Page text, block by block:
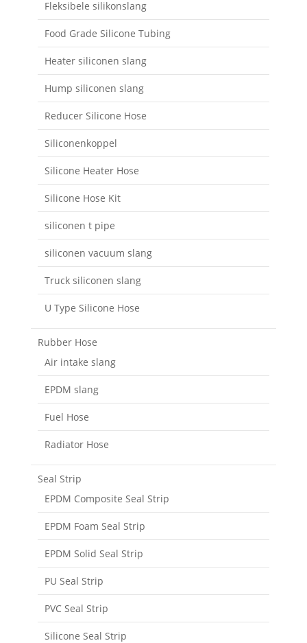
Fleksibele silikonslang
Food Grade Silicone Tubing
Heater siliconen slang
Hump ​​siliconen slang
Reducer Silicone Hose
Siliconenkoppel
Silicone Heater Hose
Silicone Hose Kit
siliconen t pipe
siliconen vacuum slang
Truck siliconen slang
U Type Silicone Hose
Rubber Hose
Air intake slang
EPDM slang
Fuel Hose
Radiator Hose
Seal Strip
EPDM Composite Seal Strip
EPDM Foam Seal Strip
EPDM Solid Seal Strip
PU Seal Strip
PVC Seal Strip
Silicone Seal Strip